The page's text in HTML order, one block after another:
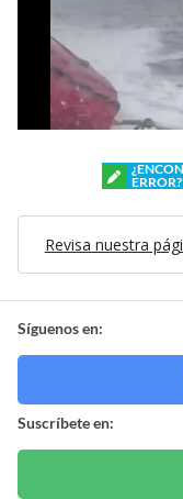
ERROR?
Revisa nuestra
Síguenos en:
Suscríbete en: